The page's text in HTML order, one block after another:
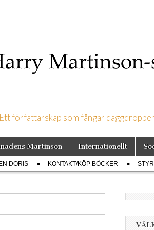
Ett författarskap som fångar
Martinson Internationellt
DORIS KONTAKT/KÖP BÖCKER